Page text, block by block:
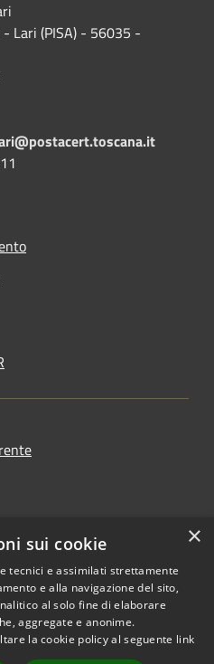
Lari (PISA) - 56035 -
Copyright © 2026 • Comune di
Casciana Terme Lari • Powered
×
sui cookie
tecnici e assimilati strettamente
e alla navigazione del sito,
al solo fine di elaborare
aggregate e anonime.
la cookie policy al seguente link